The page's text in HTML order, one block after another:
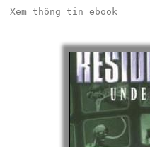
Xem thông tin ebook